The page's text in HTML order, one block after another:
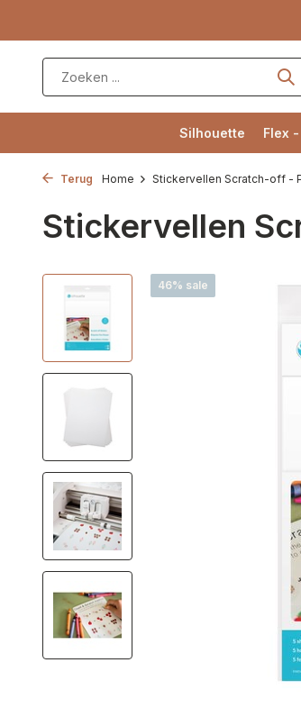
Silhouette Flex
Terug Home Stickervellen Scratch-off -
Stickervellen
46% sale